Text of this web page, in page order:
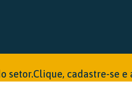
setor.Clique, cadastre-se e